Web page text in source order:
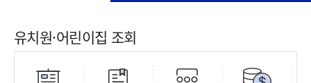
유치원·어린이집 조회